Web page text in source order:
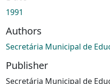
1991
Authors
Secretária Municipal de
Publisher
Secretária Municipal de